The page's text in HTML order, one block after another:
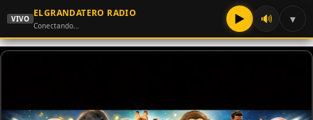
VIVO
ELGRANDATERO RADIO
Conectando… ▶ 🔊 ▾